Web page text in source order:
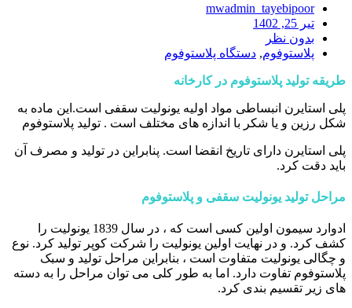
mwadmin_tayebipoor
تیر 25, 1402
بدون نظر
پلاستوفوم, دستگاه پلاستوفوم
طریقه تولید پلاستوفوم در کارخانه
پلی استایرن انبساطی مواد اولیه یونولیت سقفی است.این ماده به
شکل رزین و یا شکر با اندازه های مختلف است . تولید پلاستوفوم
پلی استایرن دارای تاریخ انقضا است. پنابراین در تولید و مصرف آن
باید دقت کرد.
مراحل تولید یونولیت سقفی و پلاستوفوم
ادوارد سیمون اولین کسی است که ، در سال 1839 یونولیت را
کشف کرد. و در نهایت اولین یونولیت را شرکت کوپر تولید کرد. نوع
و چگالی یونولیت متفاوت است ، بنابراین مراحل تولید و سبک
پلاستوفوم تفاوت دارد. اما به طور کلی می توان مراحل را به دسته
های زیر تقسیم بندی کرد.